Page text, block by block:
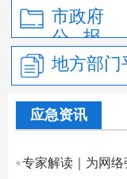
市政府
公 报
地方部门
应急资讯